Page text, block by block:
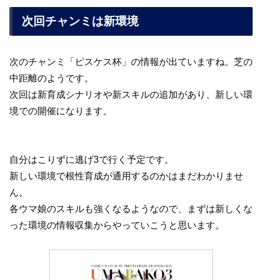
次回チャンミは新環境
次のチャンミ「ピスケス杯」の情報が出ていますね。芝の
中距離のようです。
次回は新育成シナリオや新スキルの追加があり、新しい環
境での開催になります。
自分はこりずに逃げ3で行く予定です。
新しい環境で根性育成が通用するのかはまだわかりませ
ん。
各ウマ娘のスキルも強くなるようなので、まずは新しくな
った環境の情報収集からやっていこうと思います。